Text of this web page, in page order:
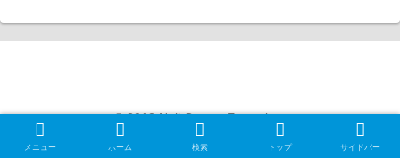
© 2012 Null Gamer Exception.
メニュー ホーム 検索 トップ サイドバー